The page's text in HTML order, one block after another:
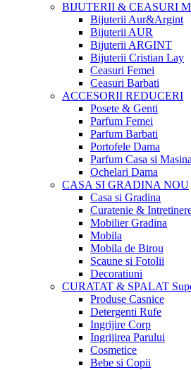
BIJUTERII & CEASURI
Bijuterii Aur&Argint
Bijuterii AUR
Bijuterii ARGINT
Bijuterii Cristian Lay
Ceasuri Femei
Ceasuri Barbati
ACCESORII REDUCERI
Posete & Genti
Parfum Femei
Parfum Barbati
Portofele Dama
Parfum Casa si
Ochelari Dama
CASA SI GRADINANOU
Casa si Gradina
Curatenie &
Mobilier Gradina
Mobila
Mobila de Birou
Scaune si Fotolii
Decoratiuni
CURATAT & SPALAT
Produse Casnice
Detergenti Rufe
Ingrijire Corp
Ingrijirea Parului
Cosmetice
Bebe si Copii